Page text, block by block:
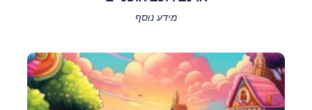
מידע נוסף